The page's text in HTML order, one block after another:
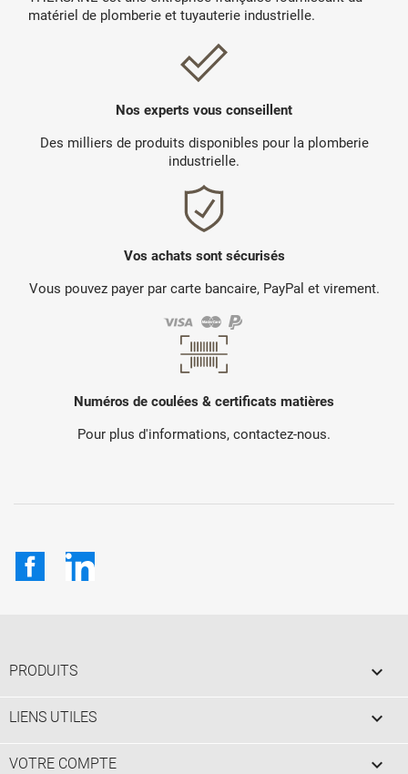
matériel de plomberie et tuyauterie industrielle.
Nos experts vous conseillent
Des milliers de produits disponibles pour la plomberie
industrielle.
Vos achats sont sécurisés
Vous pouvez payer par carte bancaire, PayPal et virement.
Numéros de coulées & certificats matières
Pour plus d'informations, contactez-nous.
FacebookLinkedIn
PRODUITS 
LIENS UTILES 
VOTRE COMPTE 